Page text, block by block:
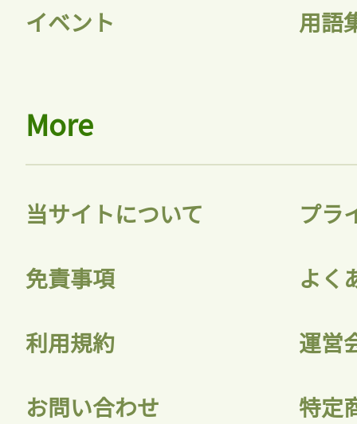
イベント 用語
More
当サイトについて プラ
免責事項 よく
利用規約 運営
お問い合わせ 特定